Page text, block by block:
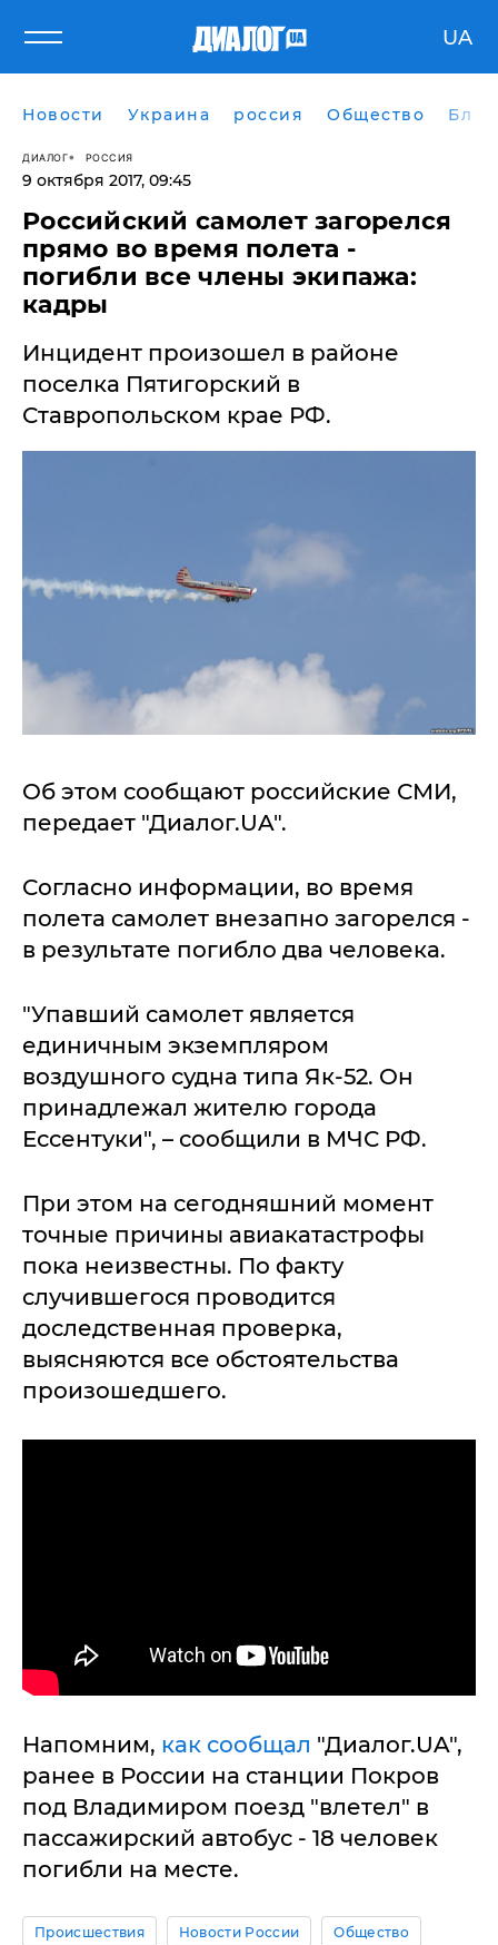
UA
Новости Украина россия Общество
ДИАЛОГ РОССИЯ
9 октября 2017, 09:45
Российский самолет загорелся
прямо во время полета -
погибли все члены экипажа:
кадры
Инцидент произошел в районе
поселка Пятигорский в
Ставропольском крае РФ.
Об этом сообщают российские СМИ,
передает "Диалог.UA".
Согласно информации, во время
полета самолет внезапно загорелся -
в результате погибло два человека.
"Упавший самолет является
единичным экземпляром
воздушного судна типа Як-52. Он
принадлежал жителю города
Ессентуки", – сообщили в МЧС РФ.
При этом на сегодняшний момент
точные причины авиакатастрофы
пока неизвестны. По факту
случившегося проводится
доследственная проверка,
выясняются все обстоятельства
произошедшего.
Напомним, как сообщал "Диалог.UA",
ранее в России на станции Покров
под Владимиром поезд "влетел" в
пассажирский автобус - 18 человек
погибли на месте.
Происшествия Новости России Общество